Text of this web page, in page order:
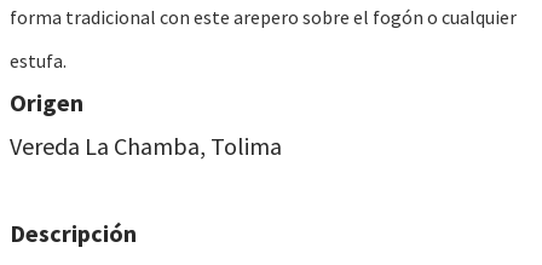
forma tradicional con este arepero sobre el fogón o cualquier
estufa.
​Origen
Vereda La Chamba, Tolima
Descripción